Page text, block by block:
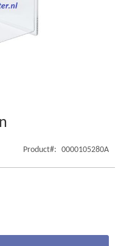
Product 0000105280A